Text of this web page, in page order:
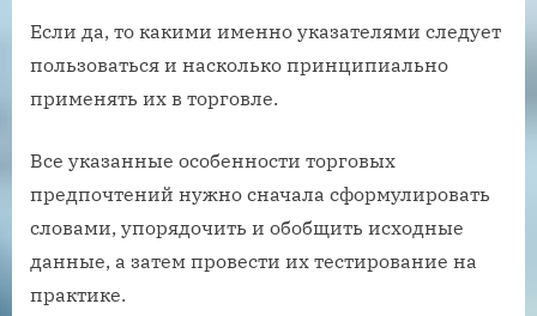
Если да, то какими именно указателями следует
пользоваться и насколько принципиально
применять их в торговле.
Все указанные особенности торговых
предпочтений нужно сначала сформулировать
словами, упорядочить и обобщить исходные
данные, а затем провести их тестирование на
практике.